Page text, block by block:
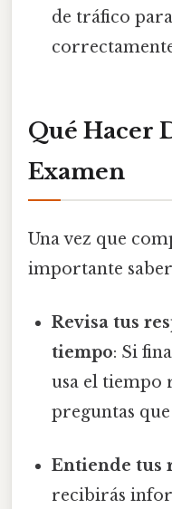
de tráfico
Qué Hacer
Examen
Una vez que
importante
Revisa tus
tiempo: Si
usa el tiempo
preguntas
Entiende tus
recibirás